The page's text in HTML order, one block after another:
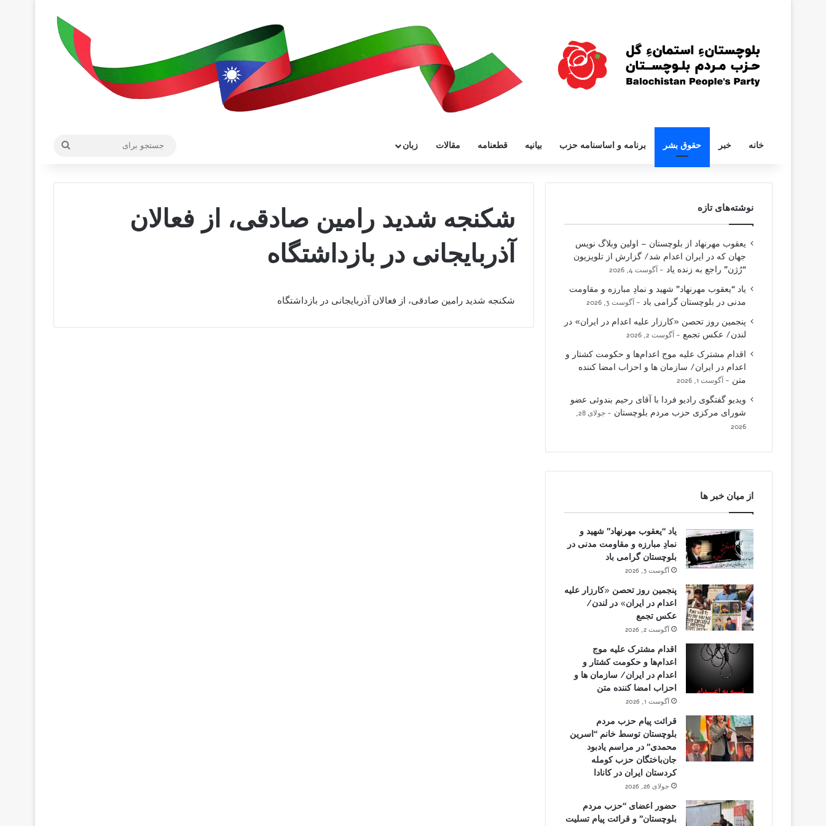
خانه خبر حقوق بشر برنامه و اساسنامه حزب بیانیه قطعنامه مقالات زبان
شکنجه شدید رامین صادقی، از فعالان
آذربایجانی در بازداشتگاه
شکنجه شدید رامین صادقی، از فعالان آذربایجانی در بازداشتگاه
نوشته‌های تازه
یعقوب مهرنهاد از بلوچستان – اولین وبلاگ نویس
جهان که در ایران اعدام شد/ گزارش از تلویزیون
“رُژن” راجع به زنده یاد
آگوست 4, 2026
یاد “یعقوب مهرنهاد” شهید و نمادِ مبارزه و مقاومت
مدنی در بلوچستان گرامی باد
آگوست 3, 2026
پنجمین روز تحصن «کارزار علیه اعدام در ایران» در
لندن/ عکس تجمع
آگوست 2, 2026
اقدام مشترک علیه موج اعدام‌ها و حکومت کشتار و
اعدام در ایران/ سازمان ها و احزاب امضا کننده
متن
آگوست 1, 2026
ویدیو گفتگوی رادیو فردا با آقای رحیم بندوئی عضو
شورای مرکزی حزب مردم بلوچستان
جولای 28,
2026
از میان خبر ها
یاد “یعقوب مهرنهاد” شهید و
نمادِ مبارزه و مقاومت مدنی در
بلوچستان گرامی باد
آگوست 3, 2026
پنجمین روز تحصن «کارزار علیه
اعدام در ایران» در لندن/
عکس تجمع
آگوست 2, 2026
اقدام مشترک علیه موج
اعدام‌ها و حکومت کشتار و
اعدام در ایران/ سازمان ها و
احزاب امضا کننده متن
آگوست 1, 2026
قرائت پیام حزب مردم
بلوچستان توسط خانم “اسرین
محمدی” در مراسم یادبود
جان‌باختگان حزب کومله
کردستان ایران در کانادا
جولای 26, 2026
حضور اعضای “حزب مردم
بلوچستان” و قرائت پیام تسلیت